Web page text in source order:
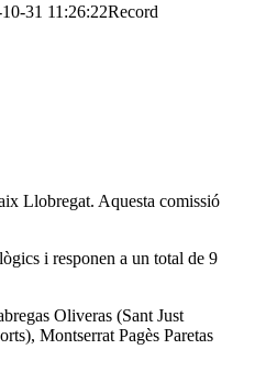
31 11:26:22Record
Llobregat. Aquesta comissió
i responen a un total de 9
Oliveras (Sant Just
Montserrat Pagès Paretas